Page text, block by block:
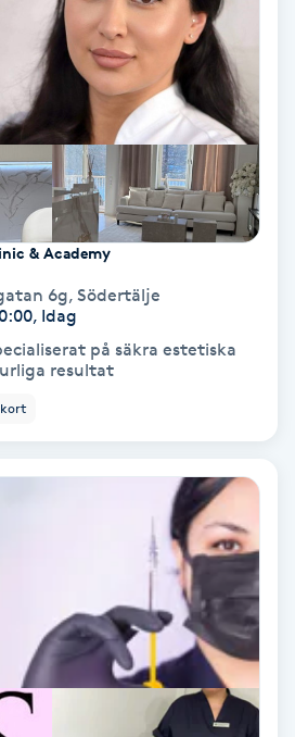
& Academy
6g, Södertälje
Idag
på säkra estetiska
resultat